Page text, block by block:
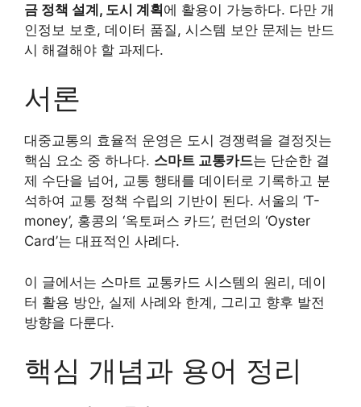
금 정책 설계, 도시 계획에 활용이 가능하다. 다만 개
인정보 보호, 데이터 품질, 시스템 보안 문제는 반드
시 해결해야 할 과제다.
서론
대중교통의 효율적 운영은 도시 경쟁력을 결정짓는
핵심 요소 중 하나다. 스마트 교통카드는 단순한 결
제 수단을 넘어, 교통 행태를 데이터로 기록하고 분
석하여 교통 정책 수립의 기반이 된다. 서울의 ‘T-
money’, 홍콩의 ‘옥토퍼스 카드’, 런던의 ‘Oyster
Card’는 대표적인 사례다.
이 글에서는 스마트 교통카드 시스템의 원리, 데이
터 활용 방안, 실제 사례와 한계, 그리고 향후 발전
방향을 다룬다.
핵심 개념과 용어 정리